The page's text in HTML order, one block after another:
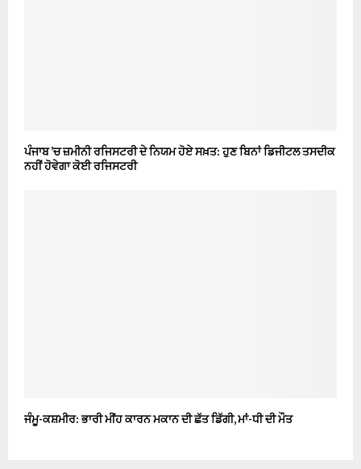
ਪੰਜਾਬ ’ਚ ਜ਼ਮੀਨੀ ਰਜਿਸਟਰੀ ਦੇ ਨਿਯਮ ਹੋਏ ਸਖ਼ਤ: ਹੁਣ ਬਿਨਾਂ ਡਿਜੀਟਲ ਤਸਦੀਕ
ਨਹੀਂ ਹੋਵੇਗਾ ਕੋਈ ਰਜਿਸਟਰੀ
ਜੰਮੂ-ਕਸ਼ਮੀਰ: ਭਾਰੀ ਮੀਂਹ ਕਾਰਨ ਮਕਾਨ ਦੀ ਛੱਤ ਡਿੱਗੀ, ਮਾਂ-ਧੀ ਦੀ ਮੌਤ